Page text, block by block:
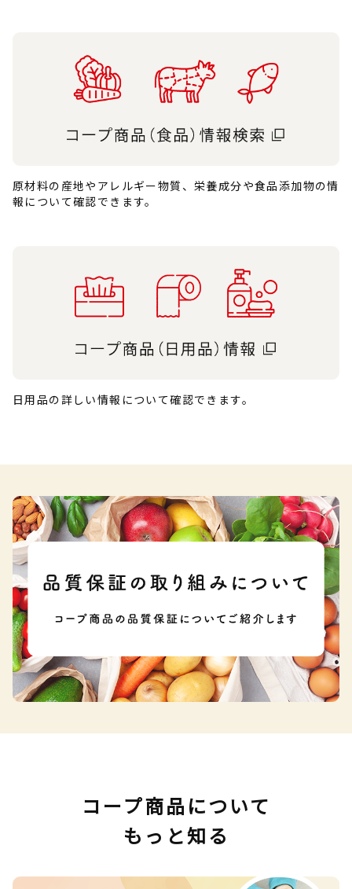
原材料の産地やアレルギー物質、栄養成分や食品添加物の情
報について確認できます。
日用品の詳しい情報について確認できます。
コープ商品について
もっと知る